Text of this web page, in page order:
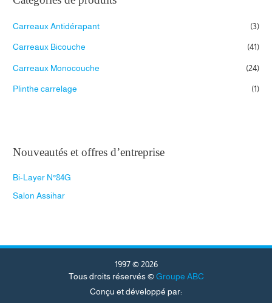
e
o
u
i
s
Carreaux Antidérapant (3)
Carreaux Bicouche (41)
Carreaux Monocouche (24)
Plinthe carrelage (1)
Nouveautés et offres d’entreprise
Bi-Layer N°84G
Salon Assihar
1997 © 2026
Tous droits réservés © Groupe ABC
Conçu et développé par: